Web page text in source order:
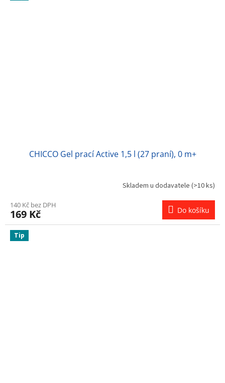
CHICCO Gel prací Active 1,5 l (27 praní), 0 m+
Skladem u dodavatele (>10 ks)
140 Kč bez DPH
169 Kč Do košíku
Tip